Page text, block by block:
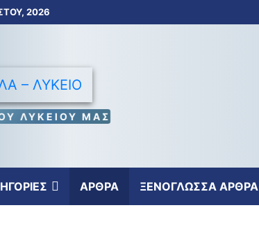
2026
ΛΥΚΕΙΟΥ ΜΑΣ
ΑΡΘΡΑ ΞΕΝΟΓΛΩΣΣΑ ΑΡΘΡΑ